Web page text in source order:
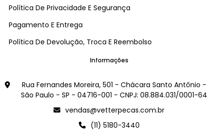
Política De Privacidade E Segurança
Pagamento E Entrega
Política De Devolução, Troca E Reembolso
Informações
Rua Fernandes Moreira, 501 - Chácara Santo Antônio -
São Paulo - SP - 04716-001 - CNPJ: 08.884.031/0001-64
vendas@vetterpecas.com.br
(11) 5180-3440